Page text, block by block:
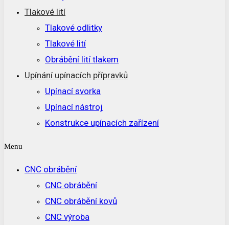
Tlakové lití
Tlakové odlitky
Tlakové lití
Obrábění lití tlakem
Upínání upínacích přípravků
Upínací svorka
Upínací nástroj
Konstrukce upínacích zařízení
Menu
CNC obrábění
CNC obrábění
CNC obrábění kovů
CNC výroba